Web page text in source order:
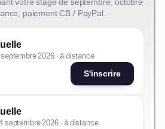
votre stage de septembre, octobre
paiement CB / PayPal.
2026 · à distance
S'inscrire
septembre 2026 · à distance